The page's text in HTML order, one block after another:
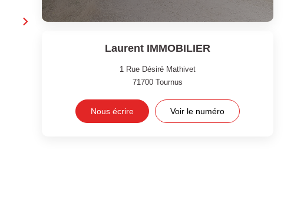
Laurent IMMOBILIER
1 Rue Désiré Mathivet
71700 Tournus
Nous écrire Voir le numéro